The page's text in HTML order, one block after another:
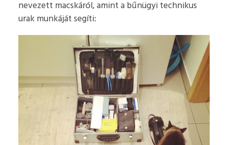
nevezett macskáról, amint a bűnügyi technikus
urak munkáját segíti: